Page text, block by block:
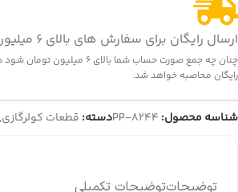
ارسال رایگان برای سفارش های بالای 6 میلیون تومان
چنان چه جمع صورت حساب شما
رایگان محاصبه خواهد شد.
شناسه محصول: PP-8244دسته: قطعات کولرگازی,
توضیحاتتوضیحات تکمیلی